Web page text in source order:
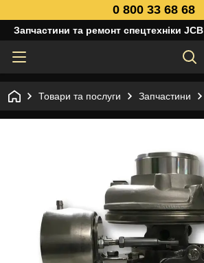
0 800 33 68 68
Запчастини та ремонт спецтехніки JCB
Товари та послуги Запчастини